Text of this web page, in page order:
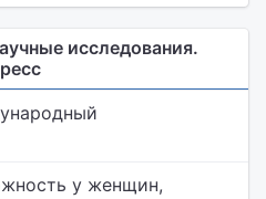
исследования.
у женщин,